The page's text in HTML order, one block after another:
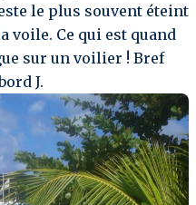
le plus souvent éteint
voile. Ce qui est quand
sur un voilier ! Bref
J.